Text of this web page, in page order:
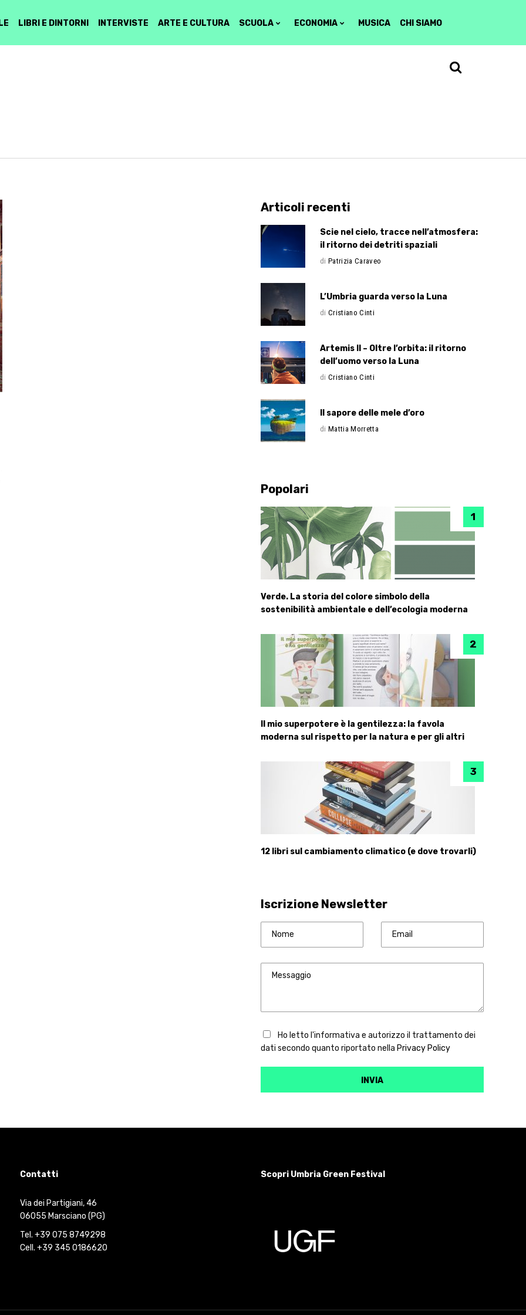
LIBRI E DINTORNI INTERVISTE ARTE E CULTURA SCUOLA ECONOMIA MUSICA CHI SIAMO
Articoli recenti
Scie nel cielo, tracce nell’atmosfera:
il ritorno dei detriti spaziali
di Patrizia Caraveo
L’Umbria guarda verso la Luna
di Cristiano Cinti
Artemis II – Oltre l’orbita: il ritorno
dell’uomo verso la Luna
di Cristiano Cinti
Il sapore delle mele d’oro
di Mattia Morretta
Popolari
Verde. La storia del colore simbolo della
sostenibilità ambientale e dell’ecologia moderna
Il mio superpotere è la gentilezza: la favola
moderna sul rispetto per la natura e per gli altri
12 libri sul cambiamento climatico (e dove trovarli)
Iscrizione Newsletter
Ho letto l'informativa e autorizzo il trattamento dei
dati secondo quanto riportato nella Privacy Policy
Contatti
Via dei Partigiani, 46
06055 Marsciano (PG)
Tel. +39 075 8749298
Cell. +39 345 0186620
Scopri Umbria Green Festival